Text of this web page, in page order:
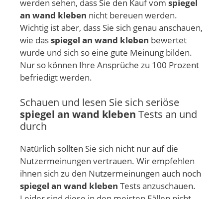
werden sehen, dass Sie den Kauf vom spiegel
an wand kleben nicht bereuen werden.
Wichtig ist aber, dass Sie sich genau anschauen,
wie dasspiegel an wand kleben bewertet
wurde und sich so eine gute Meinung bilden.
Nur so können Ihre Ansprüche zu 100 Prozent
befriedigt werden.
Schauen und lesen Sie sich seriöse
spiegel an wand kleben Tests an und
durch
Natürlich sollten Sie sich nicht nur auf die
Nutzermeinungen vertrauen. Wir empfehlen
ihnen sich zu den Nutzermeinungen auch noch
spiegel an wand kleben Tests anzuschauen.